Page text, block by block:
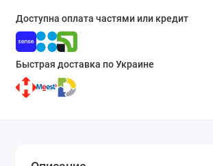
Доступна оплата частями или кредит
Быстрая доставка по Украине